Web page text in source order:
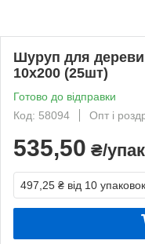
Шуруп для
10х200 (25шт)
Готово до відправки
Код: 58094
Опт і
535,50 ₴/
497,25 ₴ від 10 упаковок